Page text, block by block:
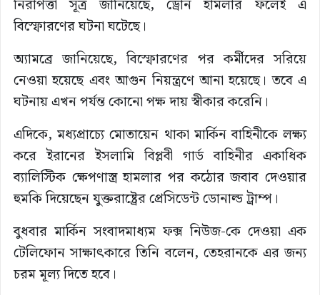
নিরাপত্তা সূত্র জানিয়েছে, ড্রোন হামলার ফলেই এ
বিস্ফোরণের ঘটনা ঘটেছে।
অ্যামব্রে জানিয়েছে, বিস্ফোরণের পর কর্মীদের সরিয়ে
নেওয়া হয়েছে এবং আগুন নিয়ন্ত্রণে আনা হয়েছে। তবে এ
ঘটনায় এখন পর্যন্ত কোনো পক্ষ দায় স্বীকার করেনি।
এদিকে, মধ্যপ্রাচ্যে মোতায়েন থাকা মার্কিন বাহিনীকে লক্ষ্য
করে ইরানের ইসলামি বিপ্লবী গার্ড বাহিনীর একাধিক
ব্যালিস্টিক ক্ষেপণাস্ত্র হামলার পর কঠোর জবাব দেওয়ার
হুমকি দিয়েছেন যুক্তরাষ্ট্রের প্রেসিডেন্ট ডোনাল্ড ট্রাম্প।
বুধবার মার্কিন সংবাদমাধ্যম ফক্স নিউজ-কে দেওয়া এক
টেলিফোন সাক্ষাৎকারে তিনি বলেন, তেহরানকে এর জন্য
চরম মূল্য দিতে হবে।